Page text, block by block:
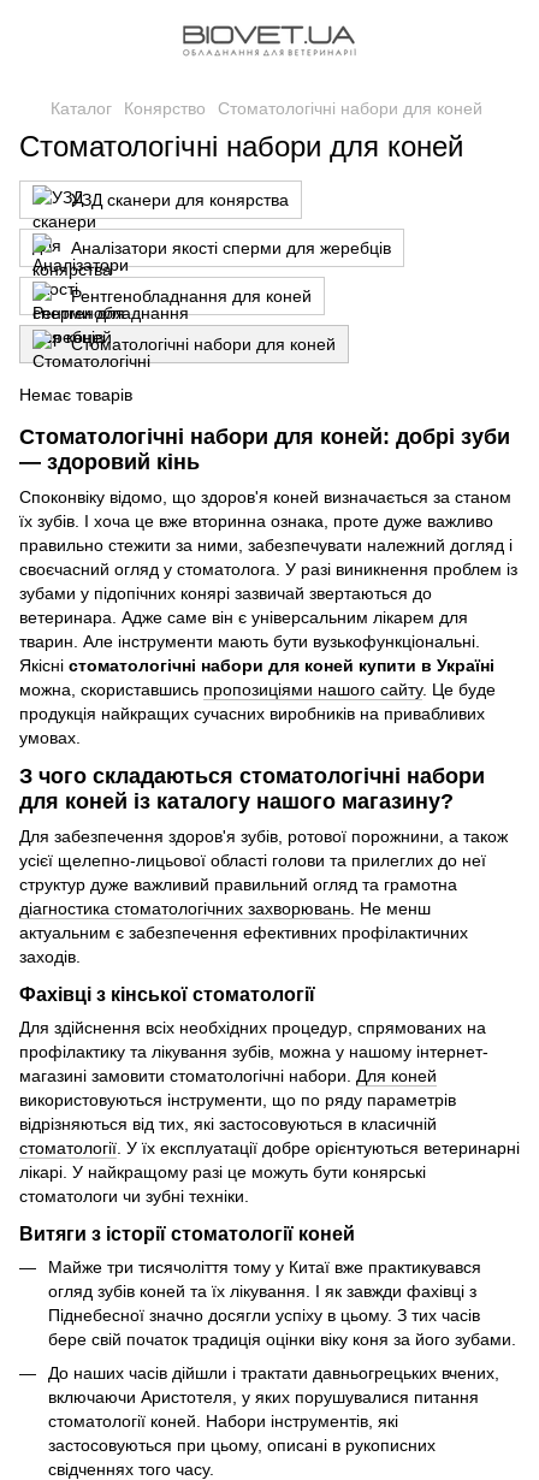
Каталог Конярство Стоматологічні набори для коней
Стоматологічні набори для коней
УЗД сканери для конярства
Аналізатори якості сперми для жеребців
Рентгенобладнання для коней
Стоматологічні набори для коней
Немає товарів
Стоматологічні набори для коней: добрі зуби
— здоровий кінь
Споконвіку відомо, що здоров'я коней визначається за станом
їх зубів. І хоча це вже вторинна ознака, проте дуже важливо
правильно стежити за ними, забезпечувати належний догляд і
своєчасний огляд у стоматолога. У разі виникнення проблем із
зубами у підопічних конярі зазвичай звертаються до
ветеринара. Адже саме він є універсальним лікарем для
тварин. Але інструменти мають бути вузькофункціональні.
Якісні стоматологічні набори для коней купити в Україні
можна, скориставшись пропозиціями нашого сайту. Це буде
продукція найкращих сучасних виробників на привабливих
умовах.
З чого складаються стоматологічні набори
для коней із каталогу нашого магазину?
Для забезпечення здоров'я зубів, ротової порожнини, а також
усієї щелепно-лицьової області голови та прилеглих до неї
структур дуже важливий правильний огляд та грамотна
діагностика стоматологічних захворювань . Не менш
актуальним є забезпечення ефективних профілактичних
заходів.
Фахівці з кінської стоматології
Для здійснення всіх необхідних процедур, спрямованих на
профілактику та лікування зубів, можна у нашому інтернет-
магазині замовити стоматологічні набори. Для коней
використовуються інструменти, що по ряду параметрів
відрізняються від тих, які застосовуються в класичній
стоматології . У їх експлуатації добре орієнтуються ветеринарні
лікарі. У найкращому разі це можуть бути конярські
стоматологи чи зубні техніки.
Витяги з історії стоматології коней
Майже три тисячоліття тому у Китаї вже практикувався
огляд зубів коней та їх лікування. І як завжди фахівці з
Піднебесної значно досягли успіху в цьому. З тих часів
бере свій початок традиція оцінки віку коня за його зубами.
До наших часів дійшли і трактати давньогрецьких вчених,
включаючи Аристотеля, у яких порушувалися питання
стоматології коней. Набори інструментів, які
застосовуються при цьому, описані в рукописних
свідченнях того часу.